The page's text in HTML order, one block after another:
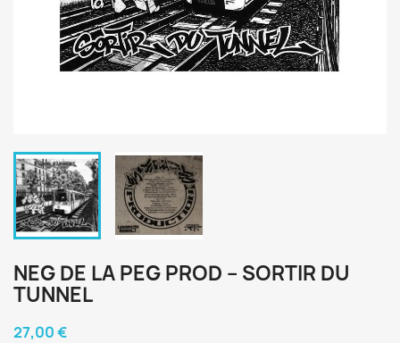
NEG DE LA PEG PROD ‎– SORTIR DU
TUNNEL
27,00 €